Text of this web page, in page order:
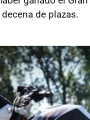
de plazas.